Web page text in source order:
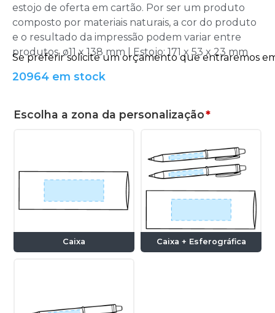
estojo de oferta em cartão. Por ser um produto
composto por materiais naturais, a cor do produto
e o resultado da impressão podem variar entre
produtos. ø11 x 138 mm | Estojo: 171 x 53 x 23 mm
20964 em stock
Escolha a zona da personalização*
Caixa Caixa + Esferográfica